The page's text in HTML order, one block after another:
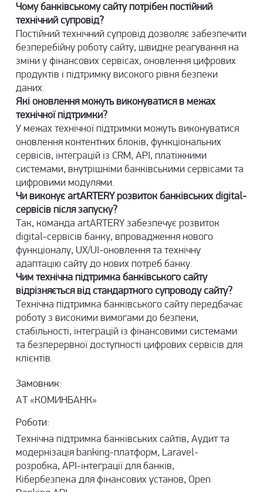
Чому банківському сайту потрібен постійний
технічний супровід?
Постійний технічний супровід дозволяє забезпечити
безперебійну роботу сайту, швидке реагування на
зміни у фінансових сервісах, оновлення цифрових
продуктів і підтримку високого рівня безпеки
даних.
Які оновлення можуть виконуватися в межах
технічної підтримки?
У межах технічної підтримки можуть виконуватися
оновлення контентних блоків, функціональних
сервісів, інтеграцій із CRM, API, платіжними
системами, внутрішніми банківськими сервісами та
цифровими модулями.
Чи виконує artARTERY розвиток банківських digital-
сервісів після запуску?
Так, команда artARTERY забезпечує розвиток
digital-сервісів банку, впровадження нового
функціоналу, UX/UI-оновлення та технічну
адаптацію сайту до нових потреб банку.
Чим технічна підтримка банківського сайту
відрізняється від стандартного супроводу сайту?
Технічна підтримка банківського сайту передбачає
роботу з високими вимогами до безпеки,
стабільності, інтеграцій із фінансовими системами
та безперервної доступності цифрових сервісів для
клієнтів.
Замовник:
АТ «КОМИНБАНК»
Роботи:
Технічна підтримка банківських сайтів, Аудит та
модернізація banking-платформ, Laravel-
розробка, API-інтеграції для банків,
Кібербезпека для фінансових установ, Open